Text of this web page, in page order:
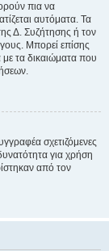
πια να
αυτόματα. Τα
Δ. Συζήτησης ή τον
Μπορεί επίσης
με τα δικαιώματα που
σχετιζόμενες
για χρήση
από τον